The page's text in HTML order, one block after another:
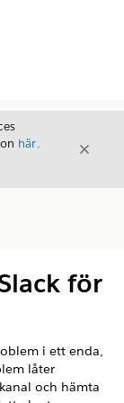
här.
Stäng
för
i ett enda,
låter
och hämta